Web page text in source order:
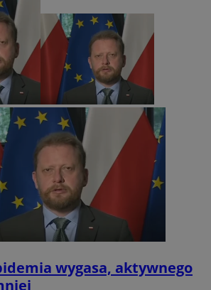
wygasa, aktywnego